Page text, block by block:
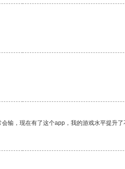
输，现在有了这个app，我的游戏水平提升了